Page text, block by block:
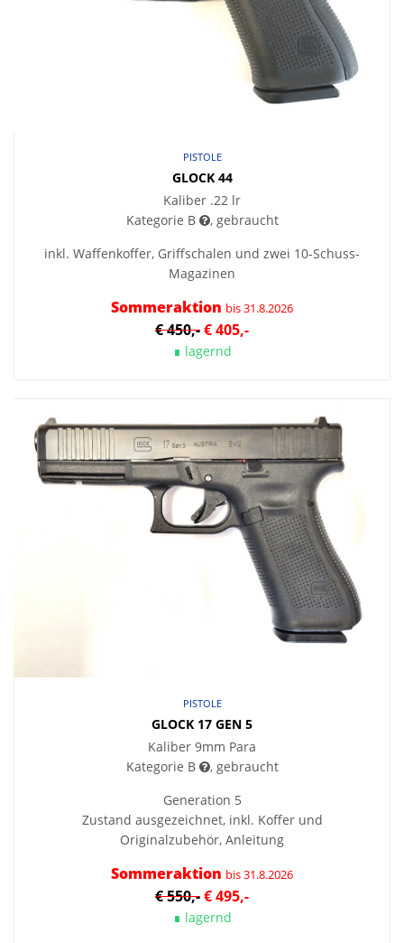
PISTOLE
GLOCK 44
Kaliber .22 lr
Kategorie B
, gebraucht
inkl. Waffenkoffer, Griffschalen und zwei 10-Schuss-
Magazinen
Sommeraktion bis 31.8.2026
€ 450,-€ 405,-
∎ lagernd
PISTOLE
GLOCK 17 GEN 5
Kaliber 9mm Para
Kategorie B
, gebraucht
Generation 5
Zustand ausgezeichnet, inkl. Koffer und
Originalzubehör, Anleitung
Sommeraktion bis 31.8.2026
€ 550,-€ 495,-
∎ lagernd